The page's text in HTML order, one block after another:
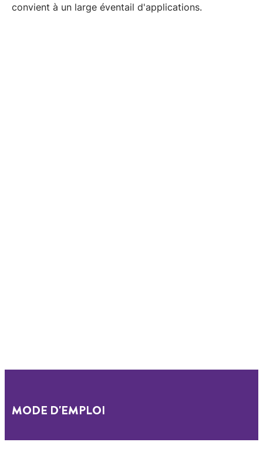
convient à un large éventail d'applications.
MODE D'EMPLOI